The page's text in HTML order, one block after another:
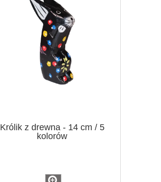
Królik z drewna - 14 cm / 5
kolorów